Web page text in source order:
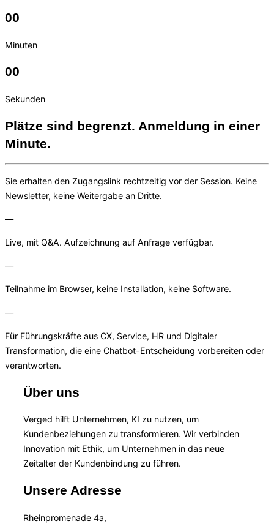
00
Minuten
00
Sekunden
Plätze sind begrenzt. Anmeldung in einer
Minute.
Sie erhalten den Zugangslink rechtzeitig vor der Session. Keine
Newsletter, keine Weitergabe an Dritte.
—
Live, mit Q&A. Aufzeichnung auf Anfrage verfügbar.
—
Teilnahme im Browser, keine Installation, keine Software.
—
Für Führungskräfte aus CX, Service, HR und Digitaler
Transformation, die eine Chatbot-Entscheidung vorbereiten oder
verantworten.
Über uns
Verged hilft Unternehmen, KI zu nutzen, um
Kundenbeziehungen zu transformieren. Wir verbinden
Innovation mit Ethik, um Unternehmen in das neue
Zeitalter der Kundenbindung zu führen.
Unsere Adresse
Rheinpromenade 4a,